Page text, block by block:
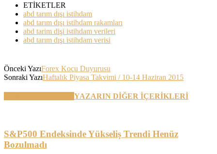
ETİKETLER
abd tarım dışı istihdam
abd tarım dışı istihdam rakamları
abd tarim dişi istihdam verileri
abd tarım dışı istihdam verisi
Önceki YazıForex Koçu Duyurusu
Sonraki YazıHaftalık Piyasa Takvimi / 10-14 Haziran 2015
YAZARIN DİĞER İÇERİKLERİ
S&P500 Endeksinde Yükseliş Trendi Henüz
Bozulmadı